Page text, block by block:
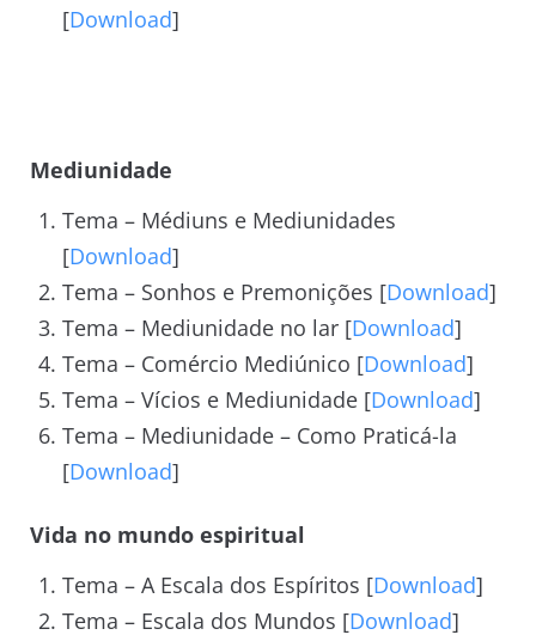
[Download]
Mediunidade
Tema – Médiuns e Mediunidades
[Download]
Tema – Sonhos e Premonições [Download]
Tema – Mediunidade no lar [Download]
Tema – Comércio Mediúnico [Download]
Tema – Vícios e Mediunidade [Download]
Tema – Mediunidade – Como Praticá-la
[Download]
Vida no mundo espiritual
Tema – A Escala dos Espíritos [Download]
Tema – Escala dos Mundos [Download]